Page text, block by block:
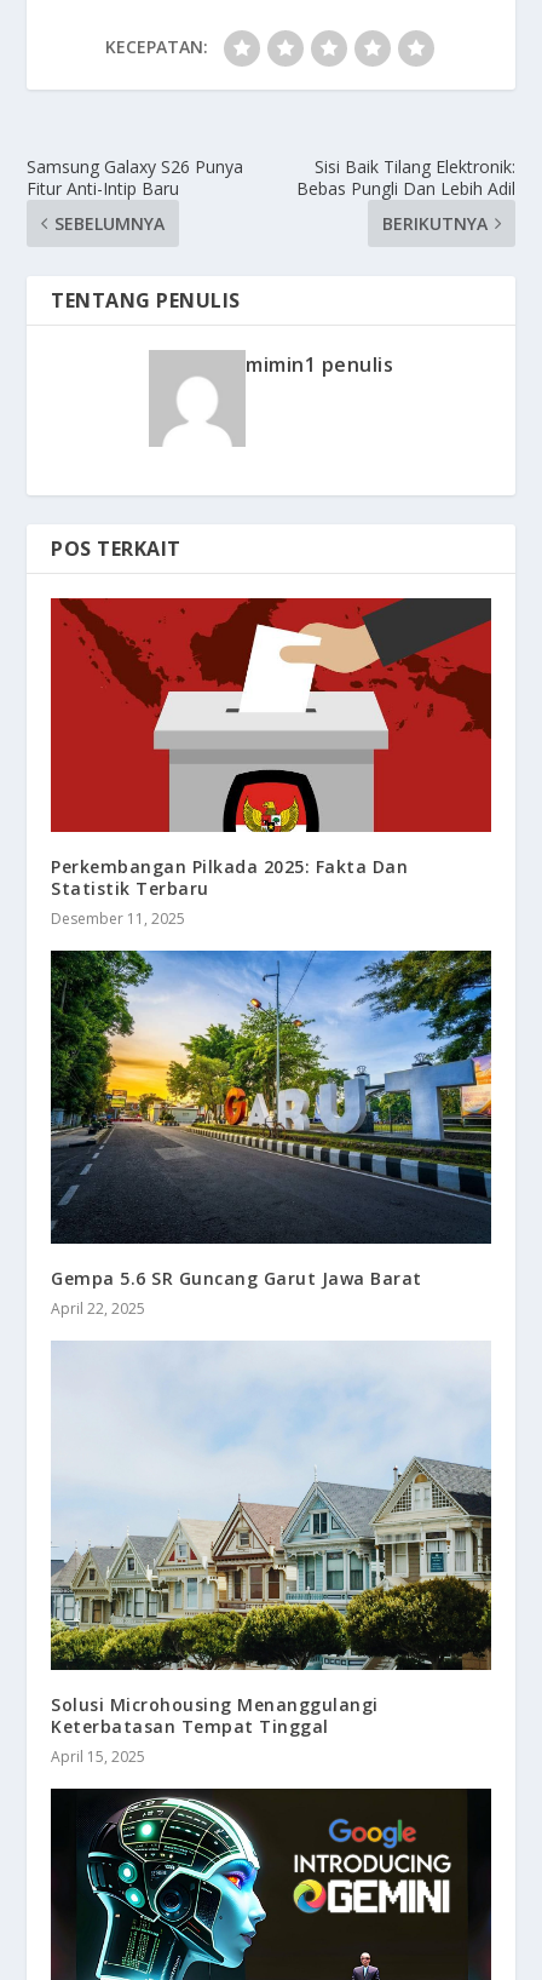
KECEPATAN:
Samsung Galaxy S26 Punya
Fitur Anti-Intip Baru
SEBELUMNYA
Sisi Baik Tilang Elektronik:
Bebas Pungli Dan Lebih Adil
BERIKUTNYA
TENTANG PENULIS
mimin1 penulis
POS TERKAIT
Perkembangan Pilkada 2025: Fakta Dan
Statistik Terbaru
Desember 11, 2025
Gempa 5.6 SR Guncang Garut Jawa Barat
April 22, 2025
Solusi Microhousing Menanggulangi
Keterbatasan Tempat Tinggal
April 15, 2025